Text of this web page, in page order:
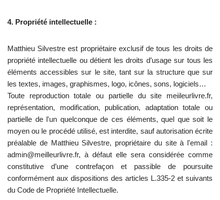
4. Propriété intellectuelle :
Matthieu Silvestre est propriétaire exclusif de tous les droits de
propriété intellectuelle ou détient les droits d’usage sur tous les
éléments accessibles sur le site, tant sur la structure que sur
les textes, images, graphismes, logo, icônes, sons, logiciels…
Toute reproduction totale ou partielle du site meiileurlivre.fr,
représentation, modification, publication, adaptation totale ou
partielle de l'un quelconque de ces éléments, quel que soit le
moyen ou le procédé utilisé, est interdite, sauf autorisation écrite
préalable de Matthieu Silvestre, propriétaire du site à l'email :
admin@meilleurlivre.fr, à défaut elle sera considérée comme
constitutive d’une contrefaçon et passible de poursuite
conformément aux dispositions des articles L.335-2 et suivants
du Code de Propriété Intellectuelle.